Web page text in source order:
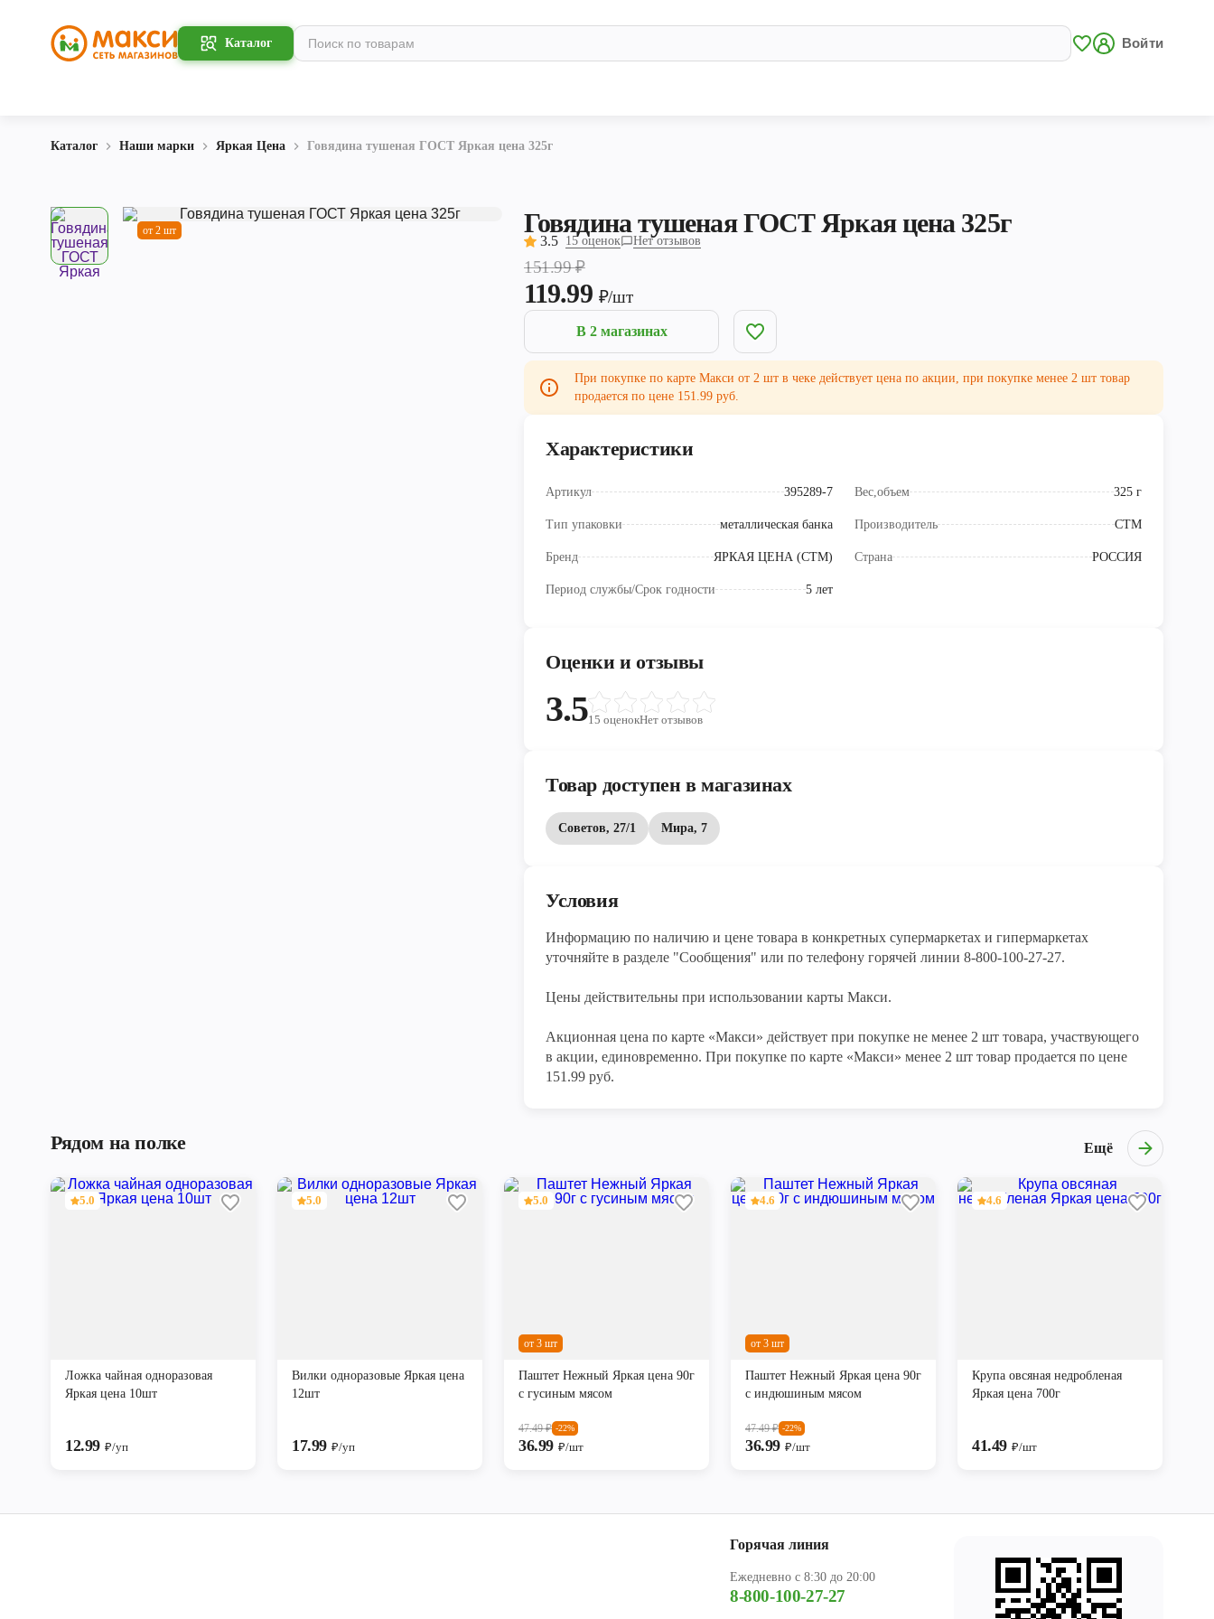
Каталог Войти
Каталог Наши марки Яркая Цена Говядина тушеная ГОСТ Яркая цена 325г
от 2 шт Говядина тушеная ГОСТ Яркая цена 325г
3.5 15 оценок Нет отзывов
151.99₽
119.99 ₽/шт
В 2 магазинах
При покупке по карте Макси от 2 шт в чеке действует цена по акции, при покупке менее 2 шт товар
продается по цене 151.99 руб.
Характеристики
Артикул 395289-7 Вес,объем 325 г
Тип упаковки металлическая банка Производитель СТМ
Бренд ЯРКАЯ ЦЕНА (СТМ) Страна РОССИЯ
Период службы/Срок годности 5 лет
Оценки и отзывы
3.515 оценокНет отзывов
Товар доступен в магазинах
Советов, 27/1 Мира, 7
Условия
Информацию по наличию и цене товара в конкретных супермаркетах и гипермаркетах
уточняйте в разделе "Сообщения" или по телефону горячей линии 8-800-100-27-27.
Цены действительны при использовании карты Макси.
Акционная цена по карте «Макси» действует при покупке не менее 2 шт товара, участвующего
в акции, единовременно. При покупке по карте «Макси» менее 2 шт товар продается по цене
151.99 руб.
Рядом на полке Ещё
5.0
Ложка чайная одноразовая
Яркая цена 10шт
12.99 ₽/уп
5.0
Вилки одноразовые Яркая цена
12шт
17.99 ₽/уп
от 3 шт
5.0
Паштет Нежный Яркая цена 90г
с гусиным мясом
47.49₽ -22%
36.99 ₽/шт
от 3 шт
4.6
Паштет Нежный Яркая цена 90г
с индюшиным мясом
47.49₽ -22%
36.99 ₽/шт
4.6
Крупа овсяная недробленая
Яркая цена 700г
41.49 ₽/шт
Горячая линия
Ежедневно с 8:30 до 20:00
8-800-100-27-27